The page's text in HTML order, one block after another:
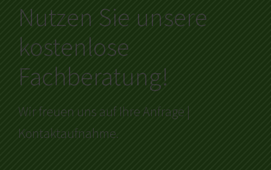
Nutzen Sie unsere
kostenlose
Fachberatung!
Wir freuen uns auf Ihre Anfrage |
Kontaktaufnahme.